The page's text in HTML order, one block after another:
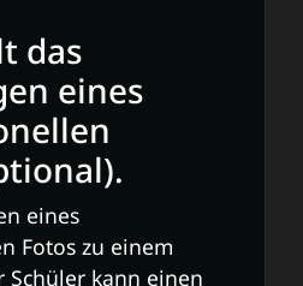
das
eines
eines
Fotos zu einem
Schüler kann einen